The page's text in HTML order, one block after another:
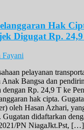
Hak
Digugat Rp.
Fayani
pelayanan
Bangsa dan
Rp. 24,9 T ke
hak cipta.
oleh Hasan Azhari,
Gugatan didaftarkan
PN NiagaJkt.Pst, […]